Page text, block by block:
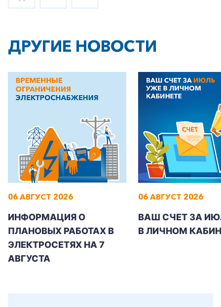
+7-800-700-24-57
Заказать обратный звонок
Частным клиентам
Корпоративным клиентам
ДРУГИЕ НОВОСТИ
06 АВГУСТ 2026
ИНФОРМАЦИЯ О
ПЛАНОВЫХ РАБОТАХ В
ЭЛЕКТРОСЕТЯХ НА 7
АВГУСТА
06 АВГУСТ 2026
ВАШ СЧЕТ ЗА
В ЛИЧНОМ